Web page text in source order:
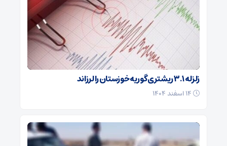
زلزله ۳.۱ ریشتری گوریه خوزستان را لرزاند